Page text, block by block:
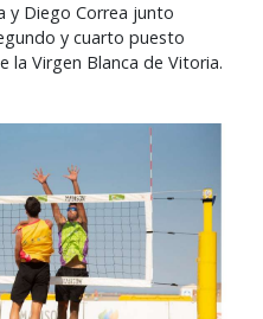
y Diego Correa junto
y cuarto puesto
la Virgen Blanca de Vitoria.